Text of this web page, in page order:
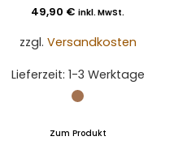
49,90 € inkl. MwSt.
zzgl. Versandkosten
Lieferzeit: 1-3 Werktage
Zum Produkt